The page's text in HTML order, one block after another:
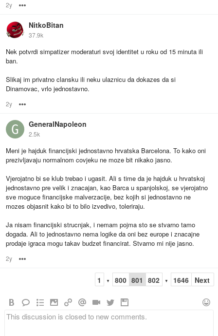
2y
NitkoBitan
37.9k
Nek potvrdi simpatizer moderaturi svoj identitet u roku od 15 minuta ili
ban.
Slikaj im privatno clansku ili neku ulaznicu da dokazes da si
Dinamovac, vrlo jednostavno.
2y
GeneralNapoleon
2.5k
Meni je hajduk financijski jednostavno hrvatska Barcelona. To kako oni
prezivljavaju normalnom covjeku ne moze bit nikako jasno.
Vjerojatno bi se klub trebao i ugasit. Ali s time da je hajduk u hrvatskoj
jednostavno pre velik i znacajan, kao Barca u spanjolskoj, se vjerojatno
sve moguce financijske malverzacije, bez kojih si jednostavno ne
mozes objasnit kako bi to bilo izvedivo, toleriraju.
Ja nisam financijski strucnjak, i nemam pojma sto se stvarno tamo
dogada. Ali to jednostavno nema logike da oni bez europe i znacajne
prodaje igraca mogu takav budzet financirat. Stvarno mi nije jasno.
2y
1 ▼ 800 801 802 ▼ 1646 Next